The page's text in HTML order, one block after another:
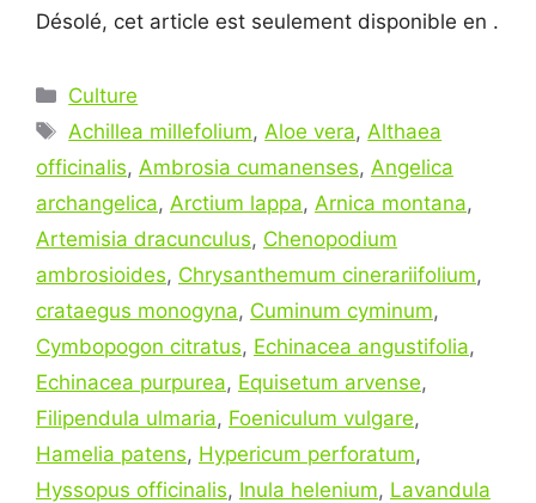
Désolé, cet article est seulement disponible en .
Catégories
Culture
Étiquettes
Achillea millefolium, Aloe vera, Althaea
officinalis, Ambrosia cumanenses, Angelica
archangelica, Arctium lappa, Arnica montana,
Artemisia dracunculus, Chenopodium
ambrosioides, Chrysanthemum cinerariifolium,
crataegus monogyna, Cuminum cyminum,
Cymbopogon citratus, Echinacea angustifolia,
Echinacea purpurea, Equisetum arvense,
Filipendula ulmaria, Foeniculum vulgare,
Hamelia patens, Hypericum perforatum,
Hyssopus officinalis, Inula helenium, Lavandula